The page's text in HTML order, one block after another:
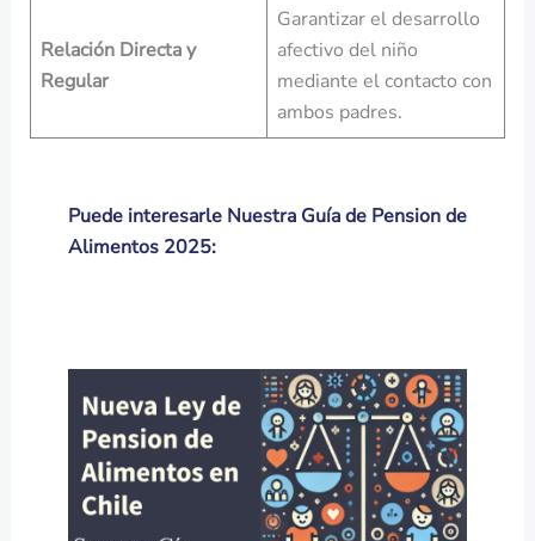
Relación Directa y
Regular
Garantizar el desarrollo
afectivo del niño
mediante el contacto con
ambos padres.
Puede interesarle Nuestra Guía de Pension de
Alimentos 2025: